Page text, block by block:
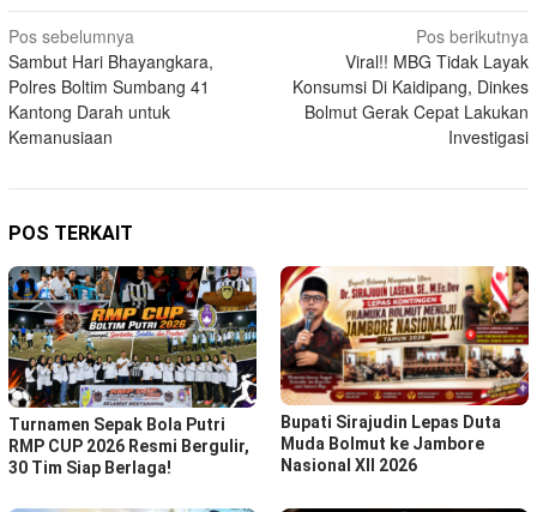
Navigasi
pos
Pos sebelumnya
Sambut Hari Bhayangkara,
Polres Boltim Sumbang 41
Kantong Darah untuk
Kemanusiaan
Pos berikutnya
Viral!! MBG Tidak Layak
Konsumsi Di Kaidipang, Dinkes
Bolmut Gerak Cepat Lakukan
Investigasi
POS TERKAIT
Turnamen Sepak Bola Putri
RMP CUP 2026 Resmi Bergulir,
30 Tim Siap Berlaga!
Bupati Sirajudin Lepas Duta
Muda Bolmut ke Jambore
Nasional XII 2026